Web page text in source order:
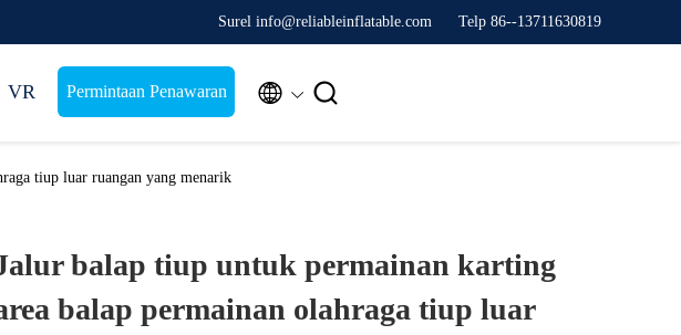
Surel info@reliableinflatable.com Telp 86--13711630819
VR Permintaan Penawaran  
tiup luar ruangan yang menarik
balap tiup untuk permainan karting
balap permainan olahraga tiup luar